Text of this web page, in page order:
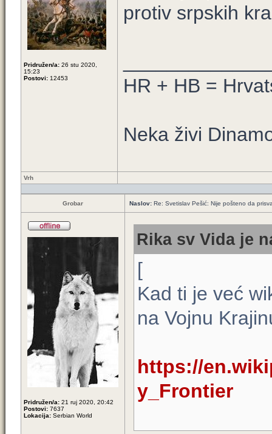
Pridružen/a: 26 stu 2020,
15:23
Postovi: 12453
protiv srpskih
HR + HB =
Neka živi
Vrh
Grobar Naslov: Re: Svetislav Pešić: Nije pošteno da
Pridružen/a: 21 ruj 2020, 20:42
Postovi: 7637
Lokacija: Serbian World
Rika sv Vida je
[
Kad ti je već
na Vojnu
https://
y_Frontier